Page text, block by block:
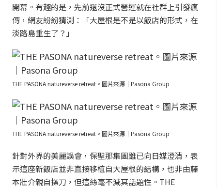
開幕。有趣的是，先前還沒正式營運就在社群上引發瘋
傳，網友紛紛猜測：「大屋根是不是以飯店的形式，在
淡路島重生了？」
THE PASONA natureverse retreat。圖片來源｜Pasona Group
THE PASONA natureverse retreat。圖片來源｜Pasona Group
針對外界的美麗誤會，保聖那集團雖已向日媒澄清，表
示這座新飯店並非直接移植自大屋根的結構，也非由藤
本壯介親自操刀，但這絲毫不減其話題性。THE